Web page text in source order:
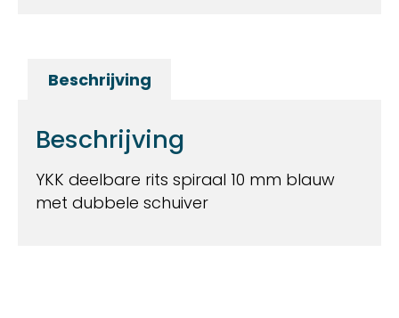
Beschrijving
Beschrijving
YKK deelbare rits spiraal 10 mm blauw
met dubbele schuiver